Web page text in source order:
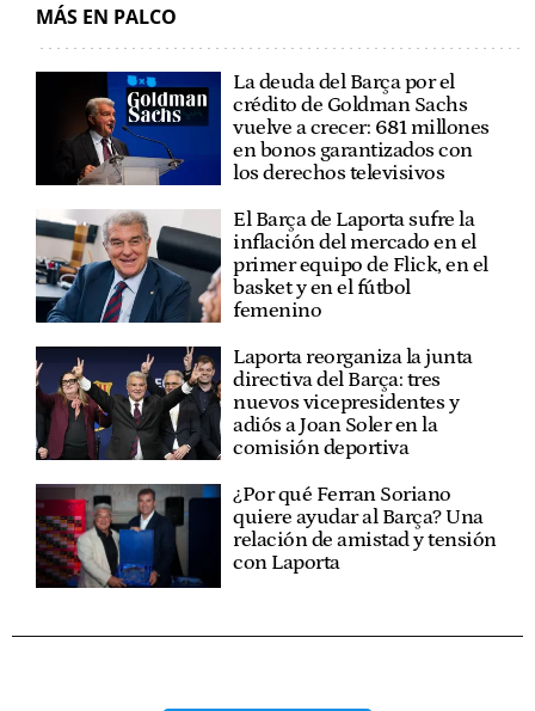
MÁS EN PALCO
La deuda del Barça por el
crédito de Goldman Sachs
vuelve a crecer: 681 millones
en bonos garantizados con
los derechos televisivos
El Barça de Laporta sufre la
inflación del mercado en el
primer equipo de Flick, en el
basket y en el fútbol
femenino
Laporta reorganiza la junta
directiva del Barça: tres
nuevos vicepresidentes y
adiós a Joan Soler en la
comisión deportiva
¿Por qué Ferran Soriano
quiere ayudar al Barça? Una
relación de amistad y tensión
con Laporta